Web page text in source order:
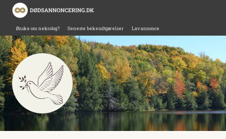
Ønske om nekrolog? Seneste bekendtgørelser Lav annonce